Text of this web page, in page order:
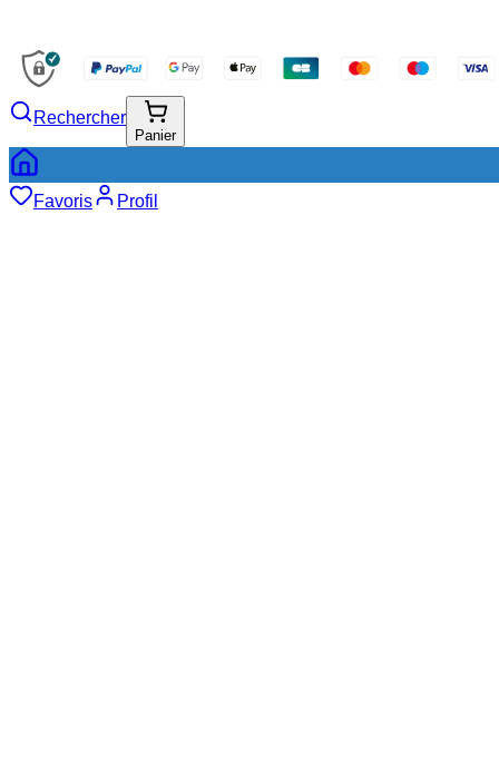
Rechercher
Panier
Favoris Profil